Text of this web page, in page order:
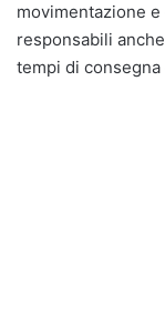
movimentazione
responsabili
tempi di